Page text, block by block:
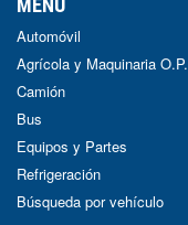
MENÚ
Automóvil
Agrícola y Maquinaria O.P.
Camión
Bus
Equipos y Partes
Refrigeración
Búsqueda por vehículo